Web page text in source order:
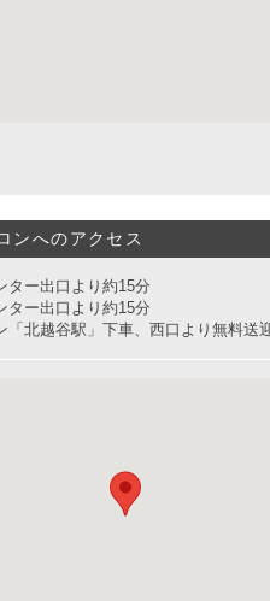
ンへのアクセス
ター出口より約15分
ター出口より約15分
北越谷駅」下車、西口より無料送